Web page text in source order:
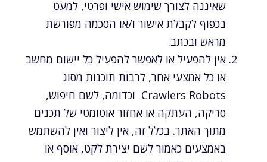
שאיננה לצורך שימוש אישי ופרטי, למעט
בכפוף לקבלת אישור ו/או הסכמה מפורשת
מראש ובכתב.
אין להפעיל או לאפשר להפעיל כל יישום מחשב
או כל אמצעי אחר, לרבות תוכנות מסוג
Crawlers Robots וכדומה, לשם חיפוש,
סריקה, העתקה או אחזור אוטומטי של תכנים
מתוך האתר. בכלל זה, אין ליצור ואין להשתמש
באמצעים כאמור לשם יצירת לקט, אוסף או